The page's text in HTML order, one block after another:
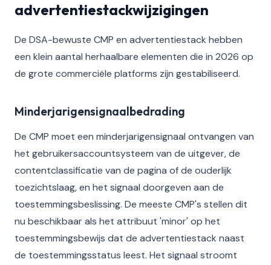
advertentiestackwijzigingen
De DSA-bewuste CMP en advertentiestack hebben
een klein aantal herhaalbare elementen die in 2026 op
de grote commerciële platforms zijn gestabiliseerd.
Minderjarigensignaalbedrading
De CMP moet een minderjarigensignaal ontvangen van
het gebruikersaccountsysteem van de uitgever, de
contentclassificatie van de pagina of de ouderlijk
toezichtslaag, en het signaal doorgeven aan de
toestemmingsbeslissing. De meeste CMP's stellen dit
nu beschikbaar als het attribuut 'minor' op het
toestemmingsbewijs dat de advertentiestack naast
de toestemmingsstatus leest. Het signaal stroomt